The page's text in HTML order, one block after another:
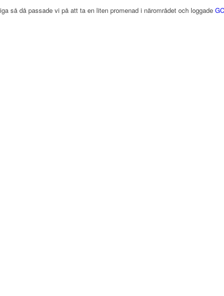
så då passade vi på att ta en liten promenad i närområdet och loggade